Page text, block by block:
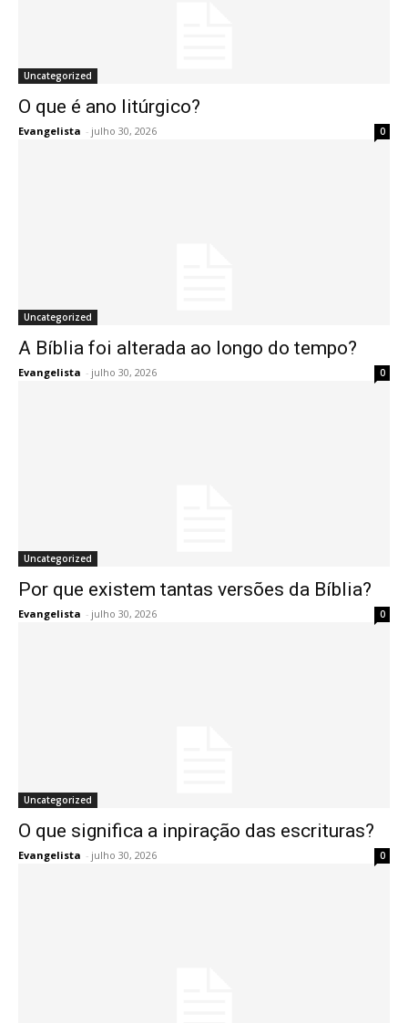
Uncategorized
O que é ano litúrgico?
Evangelista - julho 30, 2026 0
Uncategorized
A Bíblia foi alterada ao longo do tempo?
Evangelista - julho 30, 2026 0
Uncategorized
Por que existem tantas versões da Bíblia?
Evangelista - julho 30, 2026 0
Uncategorized
O que significa a inpiração das escrituras?
Evangelista - julho 30, 2026 0